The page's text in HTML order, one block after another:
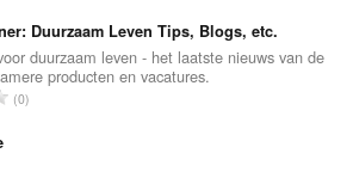
е
г
о
о
Duurzaam Leven Tips, Blogs, etc.
duurzaam leven - het laatste nieuws van de
producten en vacatures.
В0